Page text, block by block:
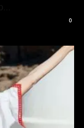
0